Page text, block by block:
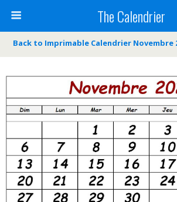
The Calendrier
Back to Imprimable Calendrier Novembre